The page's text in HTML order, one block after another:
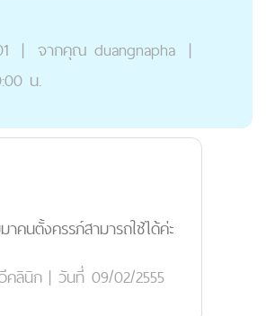
| จากคุณ duangnapha |
น.
นตั้งครรภ์สามารถใช้ได้ค่ะ
คลินิก | วันที่ 09/02/2555